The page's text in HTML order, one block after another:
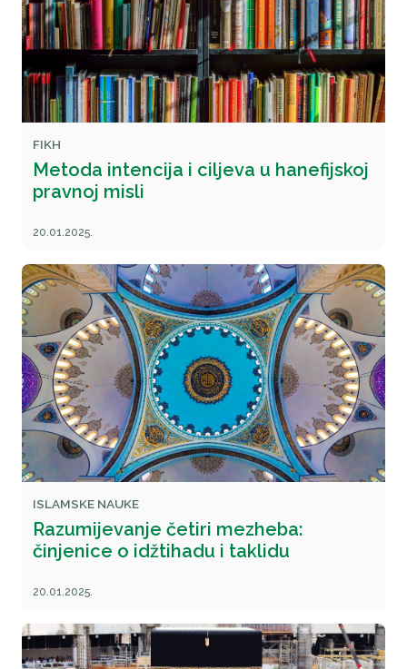
FIKH
Metoda intencija i ciljeva u hanefijskoj
pravnoj misli
20.01.2025.
ISLAMSKE NAUKE
Razumijevanje četiri mezheba:
činjenice o idžtihadu i taklidu
20.01.2025.